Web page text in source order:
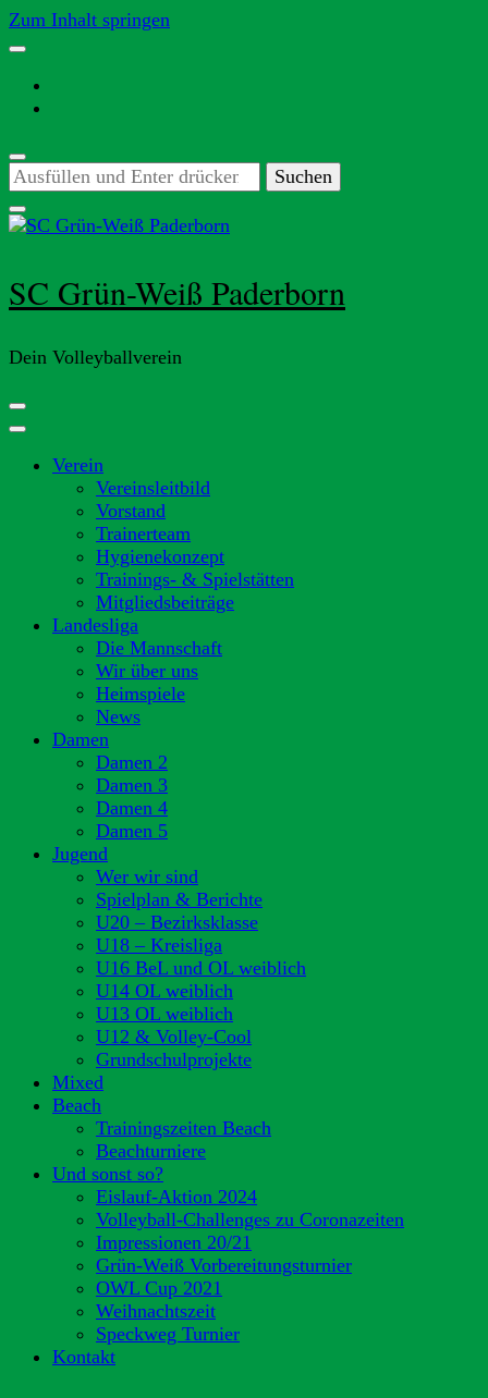
Zum Inhalt springen
Suchst
du
nach
etwas?
SC Grün-Weiß Paderborn
Dein Volleyballverein
Verein
Vereinsleitbild
Vorstand
Trainerteam
Hygienekonzept
Trainings- & Spielstätten
Mitgliedsbeiträge
Landesliga
Die Mannschaft
Wir über uns
Heimspiele
News
Damen
Damen 2
Damen 3
Damen 4
Damen 5
Jugend
Wer wir sind
Spielplan & Berichte
U20 – Bezirksklasse
U18 – Kreisliga
U16 BeL und OL weiblich
U14 OL weiblich
U13 OL weiblich
U12 & Volley-Cool
Grundschulprojekte
Mixed
Beach
Trainingszeiten Beach
Beachturniere
Und sonst so?
Eislauf-Aktion 2024
Volleyball-Challenges zu Coronazeiten
Impressionen 20/21
Grün-Weiß Vorbereitungsturnier
OWL Cup 2021
Weihnachtszeit
Speckweg Turnier
Kontakt